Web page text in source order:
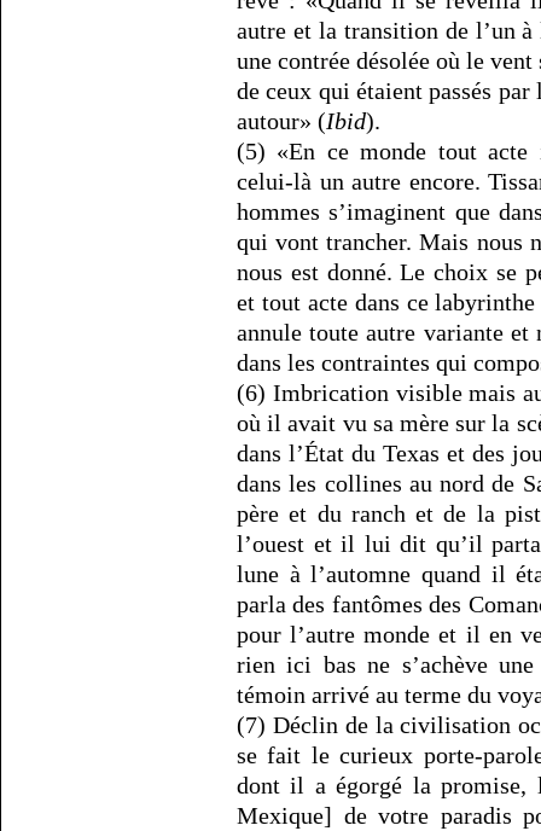
autre et la transition de l’un
une contrée désolée où le
de ceux qui étaient passés
autour» (Ibid).
(5) «En ce monde tout acte
celui-là un autre encore.
hommes s’imaginent que
qui vont trancher. Mais nous
nous est donné. Le choix se
et tout acte dans ce
annule toute autre variante et
dans les contraintes qui
(6) Imbrication visible mais
où il avait vu sa mère sur la
dans l’État du Texas et des
dans les collines au nord de
père et du ranch et de la
l’ouest et il lui dit qu’il
lune à l’automne quand il
parla des fantômes des
pour l’autre monde et il en
rien ici bas ne s’achève
témoin arrivé au terme du
(7) Déclin de la civilisation
se fait le curieux porte-
dont il a égorgé la
Mexique] de votre paradis